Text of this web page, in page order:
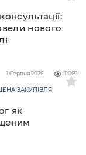
нового
11069
1 Серпня 2026
як
ЗАКУПІВЛЯ